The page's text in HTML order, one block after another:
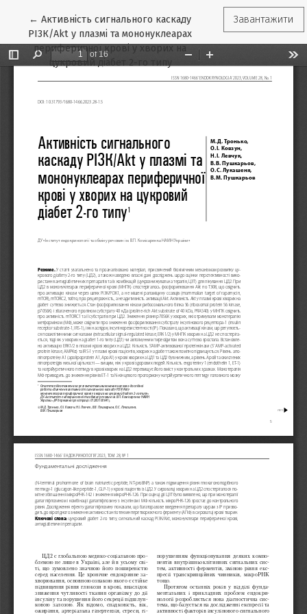
←Повернутися до подробиць статті
Активність сигнального каскаду
РІ3К/Akt у плазмі та мононуклеарах
периферичної крові у хворих на
цукровий діабет 2-го типу
Завантажити